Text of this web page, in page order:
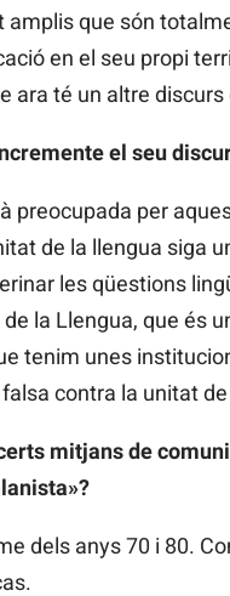
que són
en el seu propi
ara té un altre
el seu
per
de la llengua siga
les qüestions
de la Llengua, que
tenim unes
contra la unitat
mitjans de
dels anys 70 i 80.